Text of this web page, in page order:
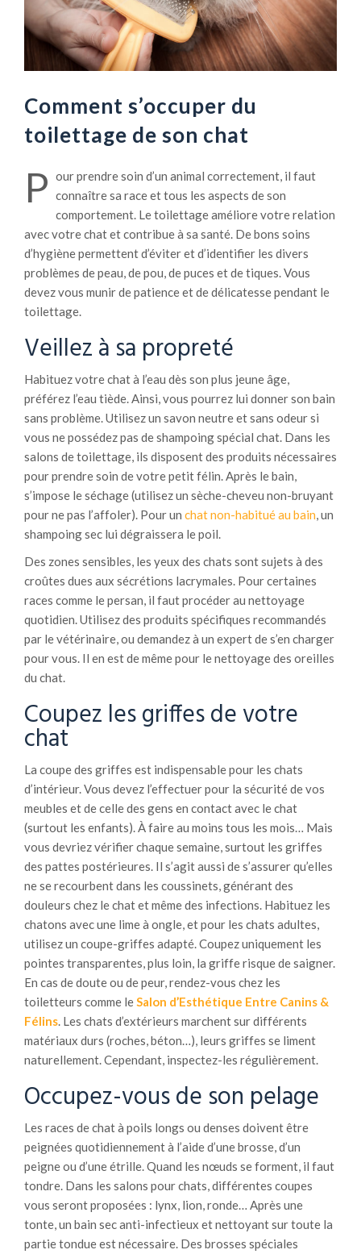
Comment s’occuper du
toilettage de son chat
P our prendre soin d’un animal correctement, il faut
connaître sa race et tous les aspects de son
comportement. Le toilettage améliore votre relation
avec votre chat et contribue à sa santé. De bons soins
d’hygiène permettent d’éviter et d’identifier les divers
problèmes de peau, de pou, de puces et de tiques. Vous
devez vous munir de patience et de délicatesse pendant le
toilettage.
Veillez à sa propreté
Habituez votre chat à l’eau dès son plus jeune âge,
préférez l’eau tiède. Ainsi, vous pourrez lui donner son bain
sans problème. Utilisez un savon neutre et sans odeur si
vous ne possédez pas de shampoing spécial chat. Dans les
salons de toilettage, ils disposent des produits nécessaires
pour prendre soin de votre petit félin. Après le bain,
s’impose le séchage (utilisez un sèche-cheveu non-bruyant
pour ne pas l’affoler). Pour un chat non-habitué au bain, un
shampoing sec lui dégraissera le poil.
Des zones sensibles, les yeux des chats sont sujets à des
croûtes dues aux sécrétions lacrymales. Pour certaines
races comme le persan, il faut procéder au nettoyage
quotidien. Utilisez des produits spécifiques recommandés
par le vétérinaire, ou demandez à un expert de s’en charger
pour vous. Il en est de même pour le nettoyage des oreilles
du chat.
Coupez les griffes de votre
chat
La coupe des griffes est indispensable pour les chats
d’intérieur. Vous devez l’effectuer pour la sécurité de vos
meubles et de celle des gens en contact avec le chat
(surtout les enfants). À faire au moins tous les mois… Mais
vous devriez vérifier chaque semaine, surtout les griffes
des pattes postérieures. Il s’agit aussi de s’assurer qu’elles
ne se recourbent dans les coussinets, générant des
douleurs chez le chat et même des infections. Habituez les
chatons avec une lime à ongle, et pour les chats adultes,
utilisez un coupe-griffes adapté. Coupez uniquement les
pointes transparentes, plus loin, la griffe risque de saigner.
En cas de doute ou de peur, rendez-vous chez les
toiletteurs comme leSalon d’Esthétique Entre Canins &
Félins. Les chats d’extérieurs marchent sur différents
matériaux durs (roches, béton…), leurs griffes se liment
naturellement. Cependant, inspectez-les régulièrement.
Occupez-vous de son pelage
Les races de chat à poils longs ou denses doivent être
peignées quotidiennement à l’aide d’une brosse, d’un
peigne ou d’une étrille. Quand les nœuds se forment, il faut
tondre. Dans les salons pour chats, différentes coupes
vous seront proposées : lynx, lion, ronde… Après une
tonte, un bain sec anti-infectieux et nettoyant sur toute la
partie tondue est nécessaire. Des brosses spéciales